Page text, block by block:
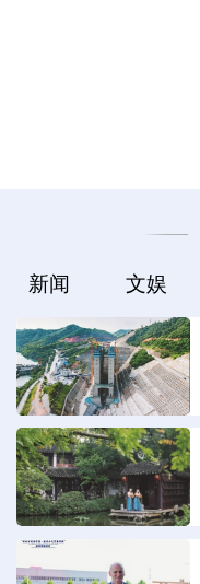
新闻 文娱